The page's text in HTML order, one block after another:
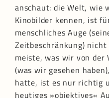
anschaut: die Welt, wie
Kinobilder kennen, ist
menschliches Auge
Zeitbeschränkung) nicht
meiste, was wir von der
(was wir gesehen
hatte, ist es nur richtig
heutiges »objektives«